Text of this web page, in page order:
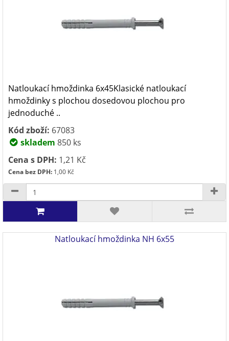
Natloukací hmoždinka 6x45Klasické natloukací
hmoždinky s plochou dosedovou plochou pro
jednoduché ..
Kód zboží: 67083
skladem 850 ks
Cena s DPH: 1,21 Kč
Cena bez DPH: 1,00 Kč
Natloukací hmoždinka NH 6x55